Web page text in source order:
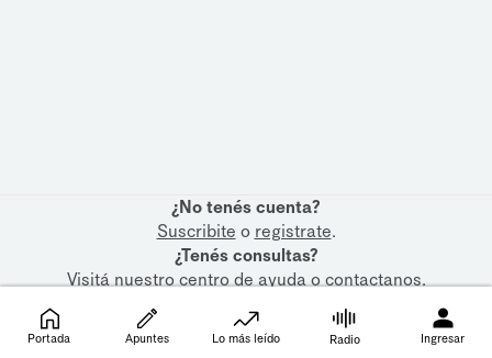
¿No tenés cuenta?
Suscribite o registrate.
¿Tenés consultas?
Visitá nuestrocentro de ayudaocontactanos.
Portada Apuntes Lo más leído Radio Ingresar